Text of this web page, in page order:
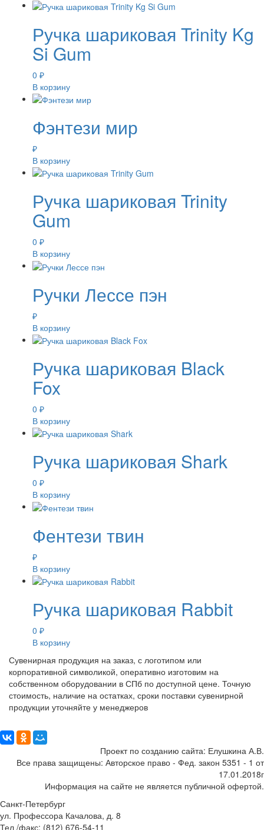
Ручка шариковая Trinity Kg
Si Gum
0 ₽
В корзину
Фэнтези мир
₽
В корзину
Ручка шариковая Trinity
Gum
0 ₽
В корзину
Ручки Лессе пэн
₽
В корзину
Ручка шариковая Black
Fox
0 ₽
В корзину
Ручка шариковая Shark
0 ₽
В корзину
Фентези твин
₽
В корзину
Ручка шариковая Rabbit
0 ₽
В корзину
Сувенирная продукция на заказ, с логотипом или
корпоративной символикой, оперативно изготовим на
собственном оборудовании в СПб по доступной цене. Точную
стоимость, наличие на остатках, сроки поставки сувенирной
продукции уточняйте у менеджеров
Проект по созданию сайта: Елушкина А.В.
Все права защищены: Авторское право - Фед. закон 5351 - 1 от
17.01.2018г
Информация на сайте не является публичной офертой.
Санкт-Петербург
ул. Профессора Качалова, д. 8
Тел /факс: (812) 676-54-11